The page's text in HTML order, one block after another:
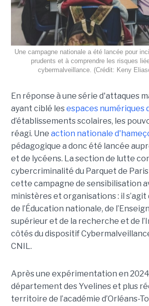
Une campagne nationale a été lancée pour
prudents et à comprendre les risques
cybermalveillance. (Crédit: Keny
En réponse à une série d'attaques
ayant ciblé lesespaces numériques
d’établissements scolaires, les
réagi. Une action nationale
pédagogique a donc été lancée
et de lycéens. La section de lutte
cybercriminalité du Parquet de Paris
cette campagne de sensibilisation
ministères et organisations : il
de l’Éducation nationale, de
supérieur et de la recherche et de
côtés du dispositif
CNIL.
Après une expérimentation en
département des Yvelines et plus
territoire de l’académie d’Orléans-